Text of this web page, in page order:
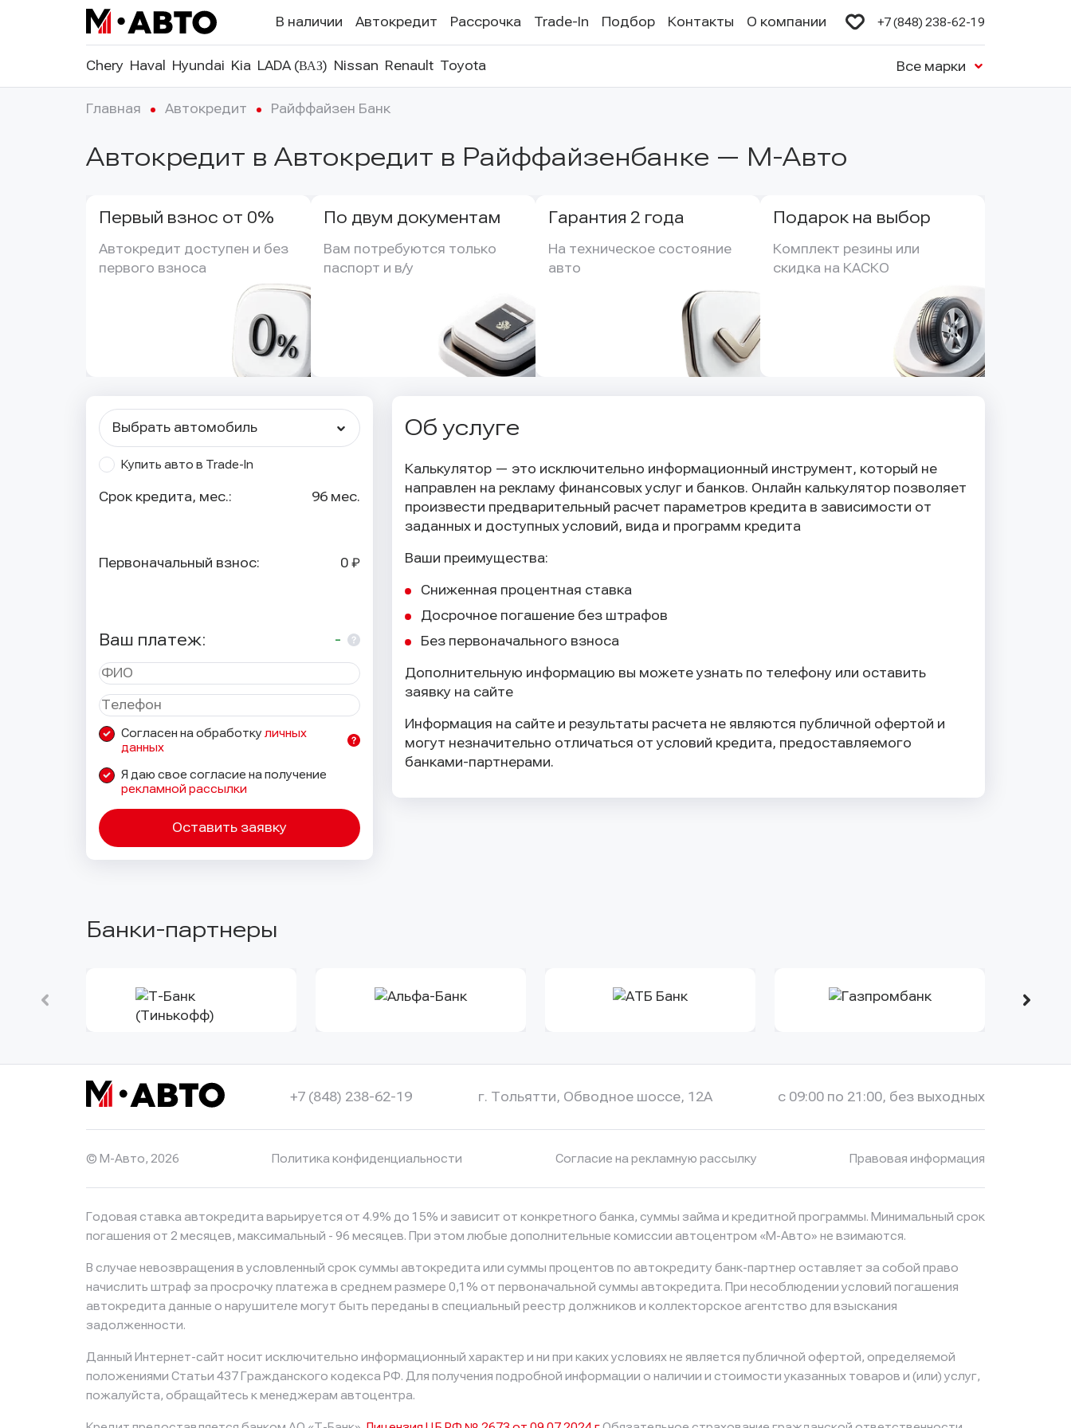
В наличии Автокредит Рассрочка Trade-In Подбор Контакты О компании +7 (848) 238-62-19
Chery Haval Hyundai Kia LADA (ВАЗ) Nissan Renault Toyota Все марки
Главная Автокредит Райффайзен Банк
Автокредит в Автокредит в Райффайзенбанке — М-Авто
Первый взнос от 0%
Автокредит доступен и без
первого взноса
По двум документам
Вам потребуются только
паспорт и в/у
Гарантия 2 года
На техническое состояние
авто
Подарок на выбор
Комплект резины или
скидка на КАСКО
Выбрать автомобиль
Купить авто в Trade-In
Срок кредита, мес.: 96 мес.
Первоначальный взнос: 0 ₽
Ваш платеж: -
Согласен на обработку личных
данных
Я даю свое согласие на получение
рекламной рассылки
Оставить заявку
Об услуге
Калькулятор — это исключительно информационный инструмент, который не
направлен на рекламу финансовых услуг и банков. Онлайн калькулятор позволяет
произвести предварительный расчет параметров кредита в зависимости от
заданных и доступных условий, вида и программ кредита
Ваши преимущества:
Сниженная процентная ставка
Досрочное погашение без штрафов
Без первоначального взноса
Дополнительную информацию вы можете узнать по телефону или оставить
заявку на сайте
Информация на сайте и результаты расчета не являются публичной офертой и
могут незначительно отличаться от условий кредита, предоставляемого
банками-партнерами.
Банки-партнеры
+7 (848) 238-62-19
г. Тольятти, Обводное шоссе, 12А с 09:00 по 21:00, без выходных
© М-Авто, 2026 Политика конфиденциальности Согласие на рекламную рассылку Правовая информация
Годовая ставка автокредита варьируется от 4.9% до 15% и зависит от конкретного банка, суммы займа и кредитной программы. Минимальный срок
погашения от 2 месяцев, максимальный - 96 месяцев. При этом любые дополнительные комиссии автоцентром «М-Авто» не взимаются.
В случае невозвращения в условленный срок суммы автокредита или суммы процентов по автокредиту банк-партнер оставляет за собой право
начислить штраф за просрочку платежа в среднем размере 0,1% от первоначальной суммы автокредита. При несоблюдении условий погашения
автокредита данные о нарушителе могут быть переданы в специальный реестр должников и коллекторское агентство для взыскания
задолженности.
Данный Интернет-сайт носит исключительно информационный характер и ни при каких условиях не является публичной офертой, определяемой
положениями Статьи 437 Гражданского кодекса РФ. Для получения подробной информации о наличии и стоимости указанных товаров и (или) услуг,
пожалуйста, обращайтесь к менеджерам автоцентра.